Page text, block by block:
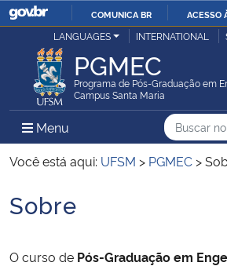
IR
O
COMUNICA BR ACESSO
Ministério da Justiça e Segurança Pública
Ministério da Defesa
Ministério das Relações Exteriores
Ministério da Economia
LANGUAGES INTERNATIONAL
PGMEC
Programa de Pós-Graduação em
Campus Santa Maria
Menu Menu Principal do Sítio
Busca
Busca:
Você está aqui: UFSM > PGMEC >
Início do conteúdo
Sobre
O curso de Pós-Graduação em